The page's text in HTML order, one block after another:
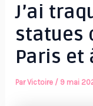
J’ai
statues
Paris et
ParVictoire / 9 mai